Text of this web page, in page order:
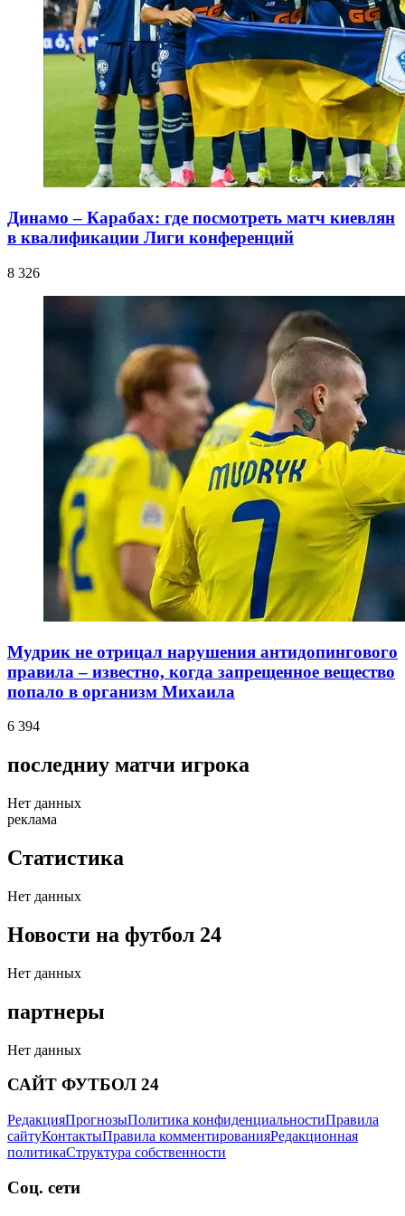
Динамо – Карабах: где посмотреть матч киевлян
в квалификации Лиги конференций
8 326
Мудрик не отрицал нарушения антидопингового
правила – известно, когда запрещенное вещество
попало в организм Михаила
6 394
последниу матчи игрока
Нет данных
реклама
Статистика
Нет данных
Новости на футбол 24
Нет данных
партнеры
Нет данных
САЙТ ФУТБОЛ 24
РедакцияПрогнозыПолитика конфиденциальностиПравила
сайтуКонтактыПравила комментированияРедакционная
политикаСтруктура собственности
Соц. сети